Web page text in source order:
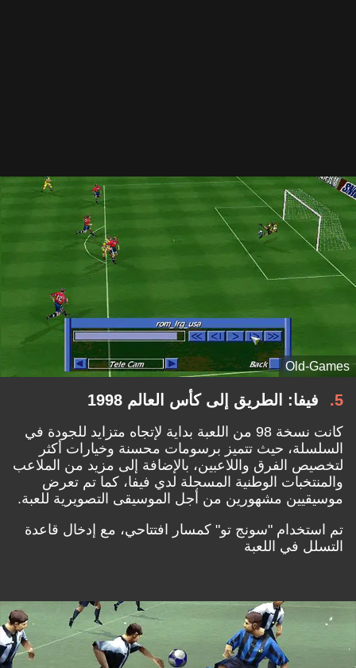
Old-Games
5 فيفا: الطريق إلى كأس العالم 1998
كانت نسخة 98 من اللعبة بداية لإتجاه متزايد للجودة في
السلسلة، حيث تتميز برسومات محسنة وخيارات أكثر
لتخصيص الفرق واللاعبين، بالإضافة إلى مزيد من الملاعب
والمنتخبات الوطنية المسجلة لدي فيفا، كما تم تعرض
موسيقيين مشهورين من أجل الموسيقى التصويرية للعبة.
تم استخدام "سونج تو" كمسار افتتاحي، مع إدخال قاعدة
التسلل في اللعبة